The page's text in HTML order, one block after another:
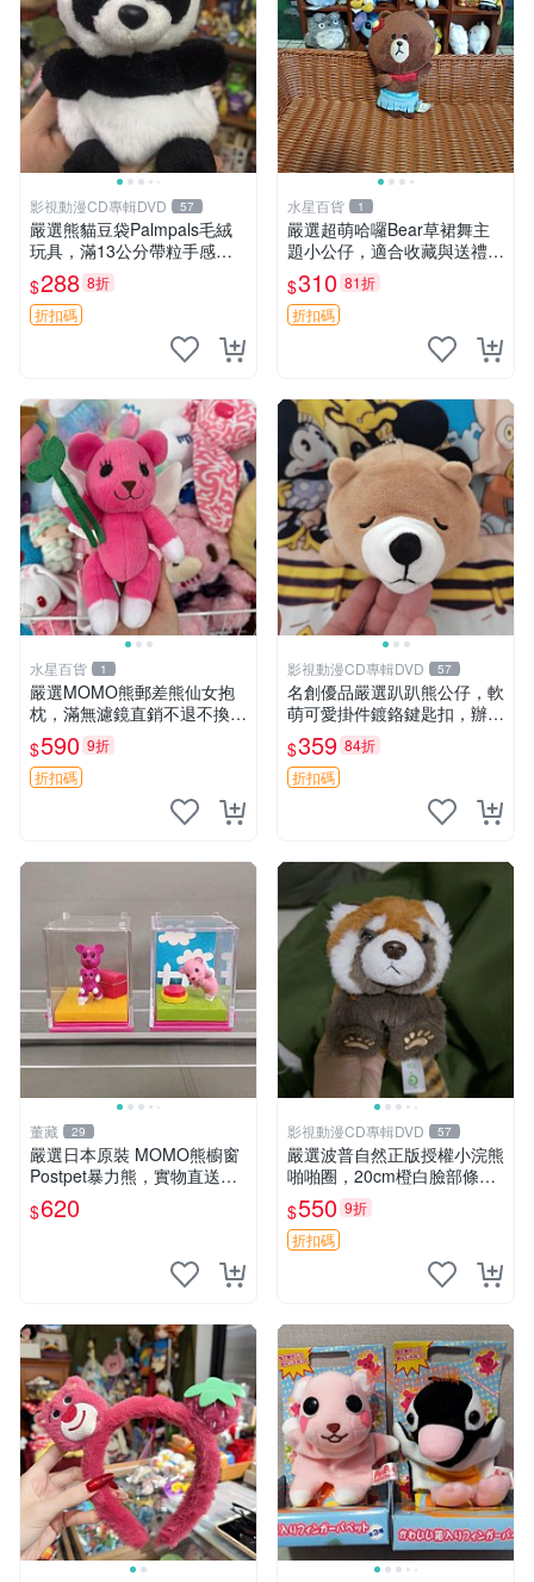
影視動漫CD專輯DVD 57
嚴選熊貓豆袋Palmpals毛絨
玩具，滿13公分帶粒手感極
佳，電影主題周邊推薦 熊貓
Palmpals 毛絨玩具 豆袋 劇場
版周邊
$288 8折
折扣碼
水星百貨 1
嚴選超萌哈囉Bear草裙舞主
題小公仔，適合收藏與送禮 1
00 克 哈囉Bear 草裙舞
$310 81折
折扣碼
水星百貨 1
嚴選MOMO熊郵差熊仙女抱
枕，滿無濾鏡直銷不退不換
經典造型可愛必備 紅薯啵啵
間抱枕 抱枕 時尚
$590 9折
折扣碼
影視動漫CD專輯DVD 57
名創優品嚴選趴趴熊公仔，軟
萌可愛掛件鍍鉻鍵匙扣，辦公
放松好選擇 趴趴熊 鍍鉻鍵匙
扣 萬用掛件
$359 84折
折扣碼
董藏 29
嚴選日本原裝 MOMO熊櫥窗
Postpet暴力熊，實物直送新
臺灣。MOMO熊 暴力熊 熊貓
櫥窗
$620
影視動漫CD專輯DVD 57
嚴選波普自然正版授權小浣熊
啪啪圈，20cm橙白臉部條紋
清晰，毛絨超萌贈品推薦。
小浣熊 波普 圈環
$550 9折
折扣碼